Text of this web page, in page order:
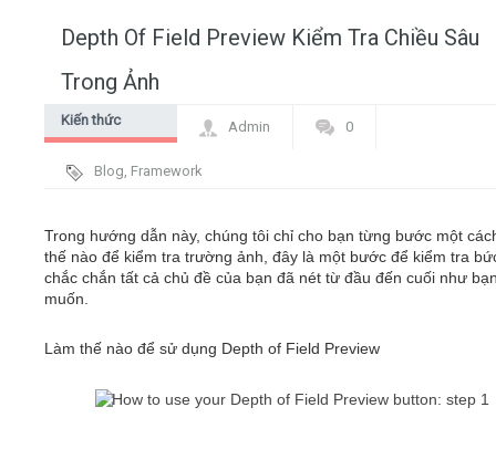
Home
Kiến thức
Depth Of Field Preview Kiểm Tra Chiều Sâu
Trong Ảnh
Kiến thức
Admin 0
Blog, Framework
Trong hướng dẫn này, chúng tôi chỉ cho bạn từng bước một
thế nào để kiểm tra trường ảnh, đây là một bước để kiểm tra
chắc chắn tất cả chủ đề của bạn đã nét từ đầu đến cuối như
muốn.
Làm thế nào để sử dụng Depth of Field Preview